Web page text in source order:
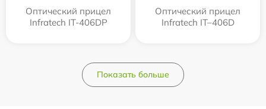
Оптический прицел
Infratech IT-406DP
Оптический прицел
Infratech IT–406D
Показать больше